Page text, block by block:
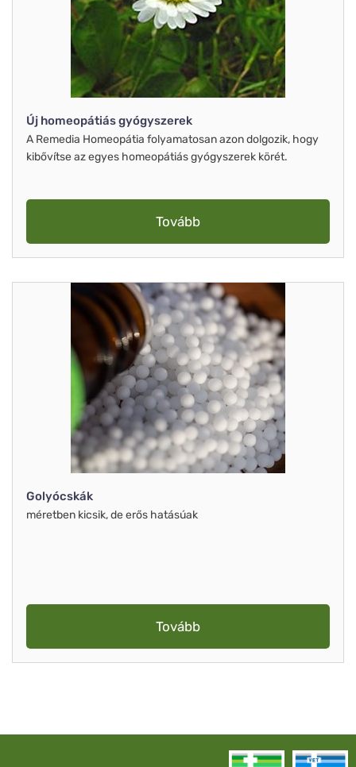
Új homeopátiás gyógyszerek
A Remedia Homeopátia folyamatosan azon dolgozik, hogy
kibővítse az egyes homeopátiás gyógyszerek körét.
Tovább
Golyócskák
méretben kicsik, de erős hatásúak
Tovább